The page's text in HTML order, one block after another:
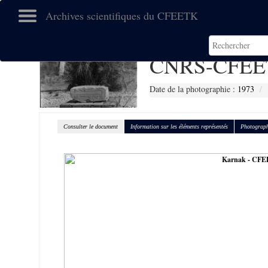
Archives scientifiques du CFEETK
CNRS-
Date de la photographie : 1973
Consulter le document Information sur les éléments représentés